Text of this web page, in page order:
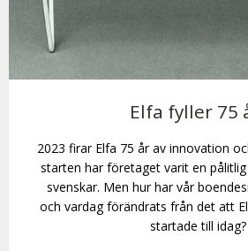
Elfa fyller 75
2023 firar Elfa 75 år av innovation
starten har företaget varit en
svenskar. Men hur har vår
och vardag förändrats från det att
startade till idag?